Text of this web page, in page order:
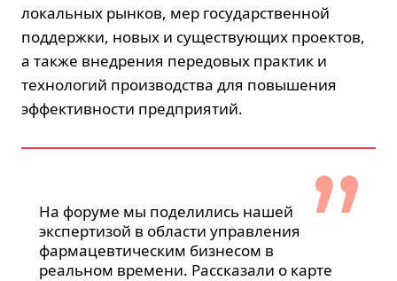
локальных рынков, мер государственной
поддержки, новых и существующих проектов,
а также внедрения передовых практик и
технологий производства для повышения
эффективности предприятий.
На форуме мы поделились нашей
экспертизой в области управления
фармацевтическим бизнесом в
реальном времени. Рассказали о карте